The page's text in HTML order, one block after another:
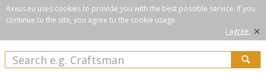
Axxus.eu uses cookies to provide you with the best possible service. If you
continue to the site, you agree to the cookie usage.
I agree. ×